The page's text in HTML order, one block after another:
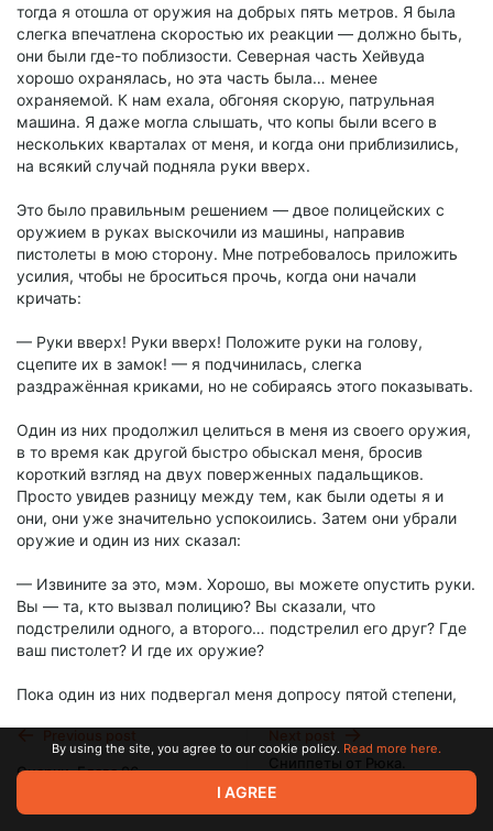
тогда я отошла от оружия на добрых пять метров. Я была
слегка впечатлена скоростью их реакции — должно быть,
они были где-то поблизости. Северная часть Хейвуда
хорошо охранялась, но эта часть была… менее
охраняемой. К нам ехала, обгоняя скорую, патрульная
машина. Я даже могла слышать, что копы были всего в
нескольких кварталах от меня, и когда они приблизились,
на всякий случай подняла руки вверх.
Это было правильным решением — двое полицейских с
оружием в руках выскочили из машины, направив
пистолеты в мою сторону. Мне потребовалось приложить
усилия, чтобы не броситься прочь, когда они начали
кричать:
— Руки вверх! Руки вверх! Положите руки на голову,
сцепите их в замок! — я подчинилась, слегка
раздражённая криками, но не собираясь этого показывать.
Один из них продолжил целиться в меня из своего оружия,
в то время как другой быстро обыскал меня, бросив
короткий взгляд на двух поверженных падальщиков.
Просто увидев разницу между тем, как были одеты я и
они, они уже значительно успокоились. Затем они убрали
оружие и один из них сказал:
— Извините за это, мэм. Хорошо, вы можете опустить руки.
Вы — та, кто вызвал полицию? Вы сказали, что
подстрелили одного, а второго… подстрелил его друг? Где
ваш пистолет? И где их оружие?
Пока один из них подвергал меня допросу пятой степени,
безногого бюджетный армейский пистолет, который
представлял из себя кусок дерьма, и который я должна
была найти сама, если бы догадалась его обыскать. Я
Снарки. Глава 96.
Jun 01 2025 18:23
Названия Это Такая
Головная Боль (Червь/
By using the site, you agree to our cookie policy. Read more here.
I AGREE